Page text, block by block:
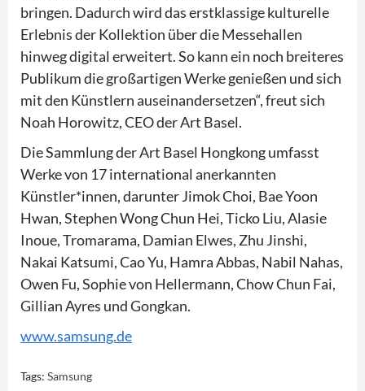
bringen. Dadurch wird das erstklassige kulturelle
Erlebnis der Kollektion über die Messehallen
hinweg digital erweitert. So kann ein noch breiteres
Publikum die großartigen Werke genießen und sich
mit den Künstlern auseinandersetzen“, freut sich
Noah Horowitz, CEO der Art Basel.
Die Sammlung der Art Basel Hongkong umfasst
Werke von 17 international anerkannten
Künstler*innen, darunter Jimok Choi, Bae Yoon
Hwan, Stephen Wong Chun Hei, Ticko Liu, Alasie
Inoue, Tromarama, Damian Elwes, Zhu Jinshi,
Nakai Katsumi, Cao Yu, Hamra Abbas, Nabil Nahas,
Owen Fu, Sophie von Hellermann, Chow Chun Fai,
Gillian Ayres und Gongkan.
www.samsung.de
Tags: Samsung